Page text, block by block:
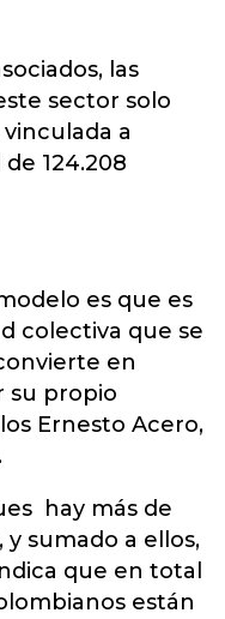
las
sector solo
a
124.208
es que es
colectiva que se
en
su propio
Ernesto Acero,
hay más de
y sumado a ellos,
que en total
están